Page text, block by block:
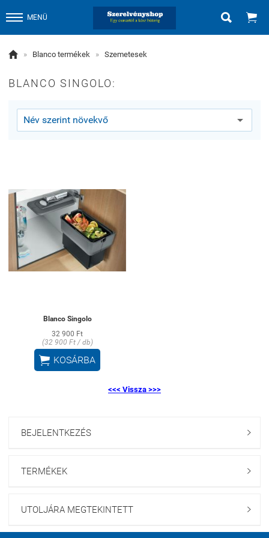
MENÜ  
 » Blanco termékek » Szemetesek
BLANCO SINGOLO:
Blanco Singolo
32 900 Ft
(32 900 Ft / db)
 KOSÁRBA
<<< Vissza >>>
BEJELENTKEZÉS 
TERMÉKEK 
UTOLJÁRA MEGTEKINTETT 